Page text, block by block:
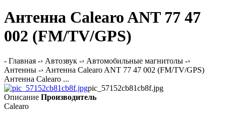
Антенна Calearo ANT 77 47
002 (FM/TV/GPS)
- Главная -› Автозвук -› Автомобильные магнитолы -›
Антенны -› Антенна Calearo ANT 77 47 002 (FM/TV/GPS)
Антенна Calearo ...
pic_57152cb81cb8f.jpg
Описание Производитель
Calearo